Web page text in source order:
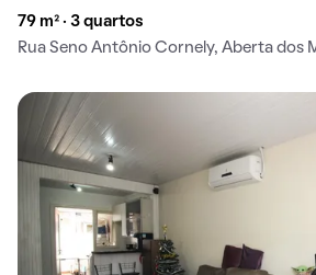
79 m² · 3 quartos
Rua Seno Antônio Cornely, Aberta dos